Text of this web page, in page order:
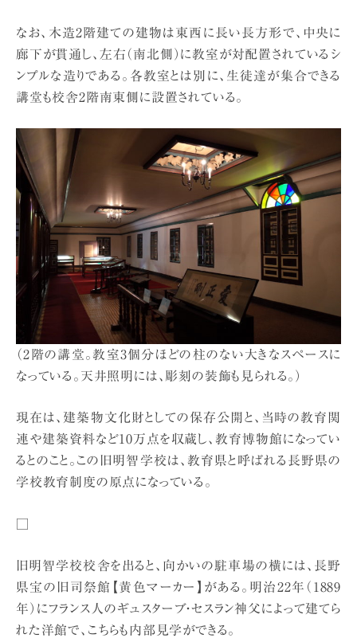
なお、木造2階建ての建物は東西に長い長方形で、中央に
廊下が貫通し、左右（南北側）に教室が対配置されているシ
ンプルな造りである。各教室とは別に、生徒達が集合できる
講堂も校舎2階南東側に設置されている。
（2階の講堂。教室3個分ほどの柱のない大きなスペースに
なっている。天井照明には、彫刻の装飾も見られる。）
現在は、建築物文化財としての保存公開と、当時の教育関
連や建築資料など10万点を収蔵し、教育博物館になってい
るとのこと。この旧明智学校は、教育県と呼ばれる長野県の
学校教育制度の原点になっている。
旧明智学校校舎を出ると、向かいの駐車場の横には、長野
県宝の旧司祭館【黄色マーカー】がある。明治22年（1889
年）にフランス人のギュスターブ・セスラン神父によって建てら
れた洋館で、こちらも内部見学ができる。